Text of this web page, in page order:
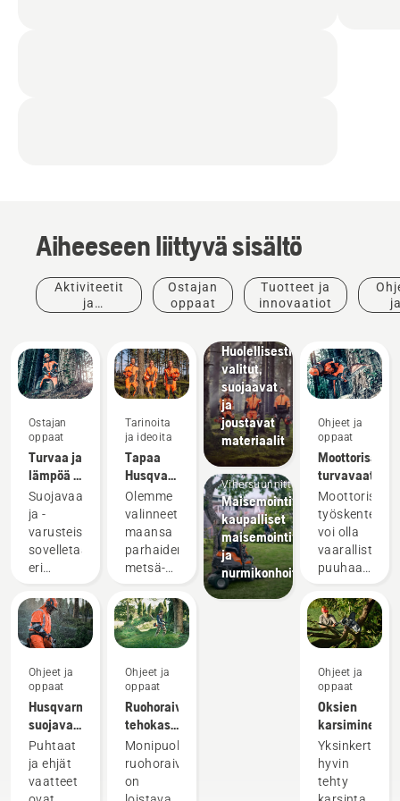
Aiheeseen liittyvä sisältö
Aktiviteetit
ja
Ostajan
oppaat
Tuotteet ja
innovaatiot
Ostajan
oppaat
Turvaa ja
lämpöä –
moottorisahojen
lisävarusteet
Suojavaatteisiin
ja -
varusteisiin
sovelletaan
eri
eri
sääntöjä.
Silti
varusteet
parantavat
moottorisahan
käyttäjän
turvallisuutta
sahan
käyttömaasta
Ohjeet ja
oppaat
Husqvarna-
suojavaatteet:
Pesu- ja
korjausohjeet
Puhtaat
ja ehjät
vaatteet
Tarinoita
ja ideoita
Tapaa
Husqvarnan
H-tiimi –
tuotteidemme
vaativimmat
käyttäjät
Olemme
valinneet
maansa
parhaiden
metsä-
puistotöiden
ammattilaisten
joukosta
ryhmän
taitavia
ja
arvostettuja
lähettiläitä.
Tässä
on H-
Ohjeet ja
oppaat
Ruohoraivurin
tehokas
käyttö
Monipuolinen
ruohoraivuri
on
ja
innovaatiot
Husqvarna-
Huolellisesti
valitut,
suojaavat
ja
joustavat
materiaalit
Vihersuunnittelu
Maisemointivälineet,
kaupalliset
maisemointivälineet
ja
nurmikonhoitovälineet
Ohjeet ja
oppaat
Moottorisahan
työskentely
voi olla
vaarallista
puuhaa.
noudatat
muutamia
perusohjeita,
unohtaa
ja
keskittyä
täysillä
edessä
olevaan
Ohjeet ja
oppaat
Oksien
karsiminen
hyvin
tehty